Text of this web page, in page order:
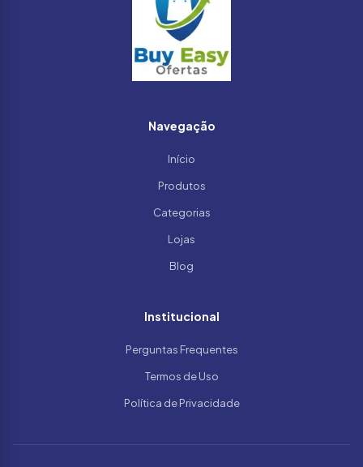
Navegação
Início
Produtos
Categorias
Lojas
Blog
Institucional
Perguntas Frequentes
Termos de Uso
Política de Privacidade